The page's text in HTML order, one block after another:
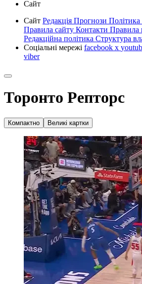
Сайт
Сайт Редакція Прогнози Політика
Правила сайту Контакти Правила
Редакційна політика Структура
Соціальні мережі facebook x
viber
Торонто Репторс
Компактно Великі картки